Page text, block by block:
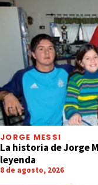
JORGE MESSI
La historia de Jorge
leyenda
8 de agosto, 2026